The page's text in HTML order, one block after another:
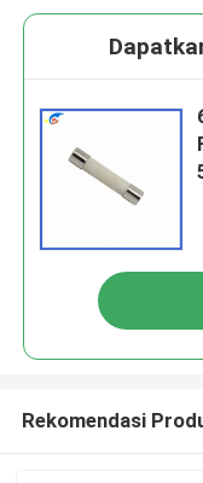
Rekomendasi